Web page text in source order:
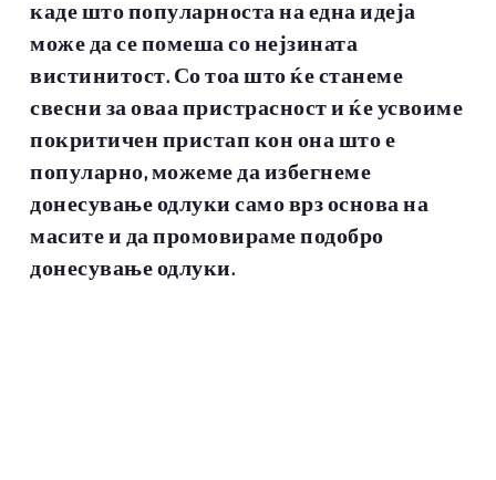
каде што популарноста на една идеја
може да се помеша со нејзината
вистинитост. Со тоа што ќе станеме
свесни за оваа пристрасност и ќе усвоиме
покритичен пристап кон она што е
популарно, можеме да избегнеме
донесување одлуки само врз основа на
масите и да промовираме подобро
донесување одлуки.